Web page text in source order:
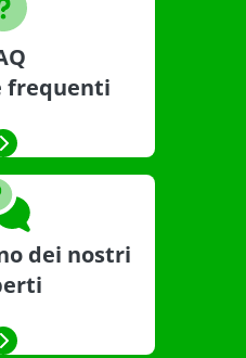
frequenti
dei nostri